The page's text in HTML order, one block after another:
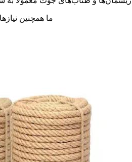
ما همچنین